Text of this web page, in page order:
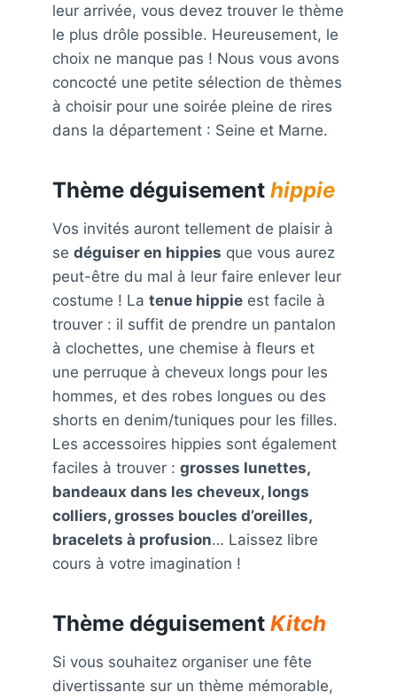
leur arrivée, vous devez trouver le thème
le plus drôle possible. Heureusement, le
choix ne manque pas ! Nous vous avons
concocté une petite sélection de thèmes
à choisir pour une soirée pleine de rires
dans la département : Seine et Marne.
Thème déguisement hippie
Vos invités auront tellement de plaisir à
se déguiser en hippies que vous aurez
peut-être du mal à leur faire enlever leur
costume ! La tenue hippie est facile à
trouver : il suffit de prendre un pantalon
à clochettes, une chemise à fleurs et
une perruque à cheveux longs pour les
hommes, et des robes longues ou des
shorts en denim/tuniques pour les filles.
Les accessoires hippies sont également
faciles à trouver : grosses lunettes,
bandeaux dans les cheveux, longs
colliers, grosses boucles d’oreilles,
bracelets à profusion… Laissez libre
cours à votre imagination !
Thème déguisement Kitch
Si vous souhaitez organiser une fête
divertissante sur un thème mémorable,